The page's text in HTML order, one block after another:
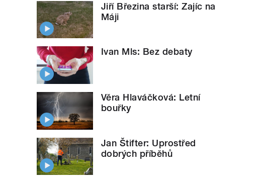
Jiří Březina starší: Zajíc na
Máji
Ivan Mls: Bez debaty
Věra Hlaváčková: Letní
bouřky
Jan Štifter: Uprostřed
dobrých příběhů